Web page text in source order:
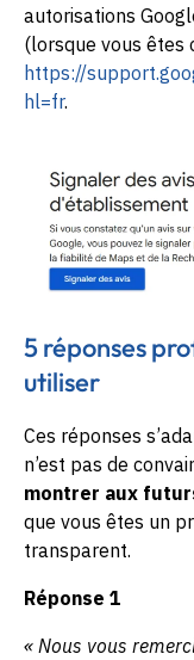
autorisations
(lorsque vous êtes
https://
hl=fr.
5 réponses
utiliser
Ces réponses
n’est pas de
montrer aux
que vous êtes un
transparent.
Réponse 1
« Nous vous